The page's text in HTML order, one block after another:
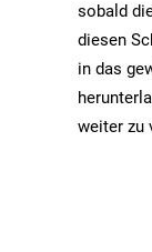
sobald
diesen
in das
weiter zu